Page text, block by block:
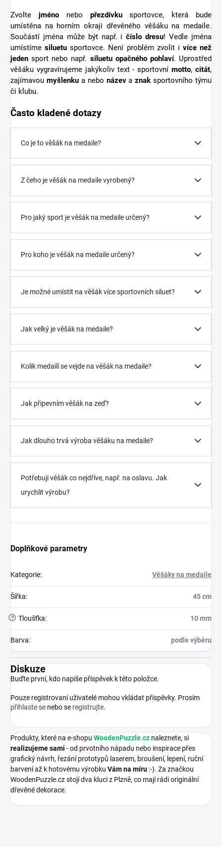
Zvolte jménonebo přezdívkusportovce, která bude
umístěna na horním okraji dřevěného věšáku na medaile.
Součástí jména může být např. ičíslo dresu! Vedle jména
umístímesiluetu sportovce. Není problém zvolit i více než
jeden sport nebo např. siluetu opačného pohlaví. Uprostřed
věšáku vygravírujeme jakýkoliv text - sportovnímotto,citát,
zajímavou myšlenkua nebo názevaznak sportovního týmu
či klubu.
Často kladené dotazy
Co je to věšák na medaile?
Z čeho je věšák na medaile vyrobený?
Pro jaký sport je věšák na medaile určený?
Pro koho je věšák na medaile určený?
Je možné umístit na věšák více sportovních siluet?
Jak velký je věšák na medaile?
Kolik medailí se vejde na věšák na medaile?
Jak připevním věšák na zeď?
Jak dlouho trvá výroba věšáku na medaile?
Potřebuji věšák co nejdříve, např. na oslavu. Jak
urychlit výrobu?
Doplňkové parametry
Kategorie: Věšáky na medaile
Šířka: 45 cm
? Tloušťka: 10 mm
Barva: podle výběru
Diskuze
Buďte první, kdo napíše příspěvek k této položce.
Pouze registrovaní uživatelé mohou vkládat příspěvky. Prosím
přihlaste se nebo se registrujte.
Produkty, které na e-shopu WoodenPuzzle.cz naleznete, si
realizujeme sami - od prvotního nápadu nebo inspirace přes
grafický návrh, řezání prototypů laserem, broušení, lepení, ruční
barvení až k hotovému výrobku Vám na míru :-). Za značkou
WoodenPuzzle.cz stojí dva kluci z Plzně, co mají rádi originální
dřevěné dekorace.